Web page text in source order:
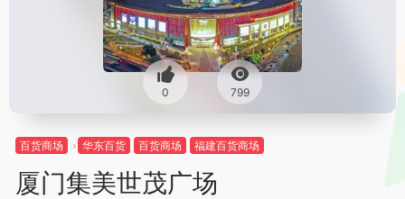
0 799
百货商场 华东百货 百货商场 福建百货商场
厦门集美世茂广场